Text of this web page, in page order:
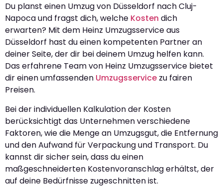
Du planst einen Umzug von Düsseldorf nach Cluj-
Napoca und fragst dich, welche Kosten dich
erwarten? Mit dem Heinz Umzugsservice aus
Düsseldorf hast du einen kompetenten Partner an
deiner Seite, der dir bei deinem Umzug helfen kann.
Das erfahrene Team von Heinz Umzugsservice bietet
dir einen umfassenden Umzugsservice zu fairen
Preisen.
Bei der individuellen Kalkulation der Kosten
berücksichtigt das Unternehmen verschiedene
Faktoren, wie die Menge an Umzugsgut, die Entfernung
und den Aufwand für Verpackung und Transport. Du
kannst dir sicher sein, dass du einen
maßgeschneiderten Kostenvoranschlag erhältst, der
auf deine Bedürfnisse zugeschnitten ist.